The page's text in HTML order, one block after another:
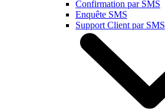
Confirmation par SMS
Enquête SMS
Support Client par SMS